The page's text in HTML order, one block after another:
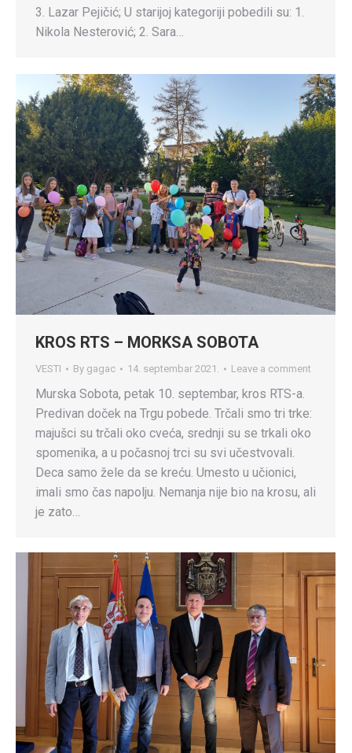
3. Lazar Pejičić; U starijoj kategoriji pobedili su: 1.
Nikola Nesterović; 2. Sara…
KROS RTS – MORKSA SOBOTA
VESTI By gagac 14. septembar 2021. Leave a comment
Murska Sobota, petak 10. septembar, kros RTS-a.
Predivan doček na Trgu pobede. Trčali smo tri trke:
majušci su trčali oko cveća, srednji su se trkali oko
spomenika, a u počasnoj trci su svi učestvovali.
Deca samo žele da se kreću. Umesto u učionici,
imali smo čas napolju. Nemanja nije bio na krosu, ali
je zato…